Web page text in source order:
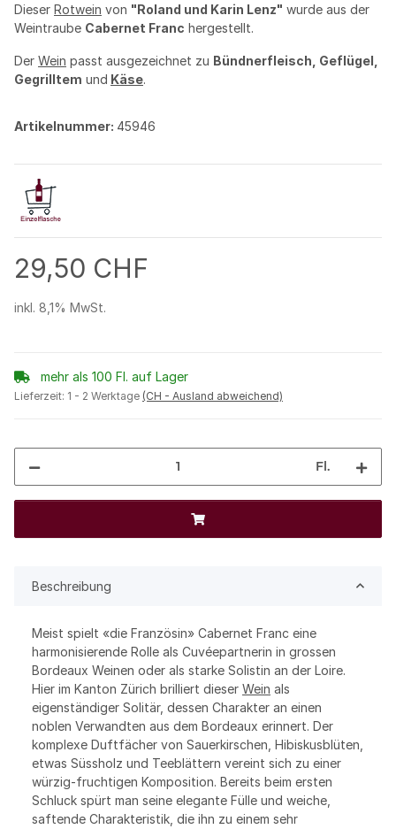
Dieser Rotwein von "Roland und Karin Lenz" wurde aus der
Weintraube Cabernet Franc hergestellt.
Der Wein passt ausgezeichnet zu Bündnerfleisch, Geflügel,
Gegrilltem und Käse.
Artikelnummer: 45946
29,50 CHF
inkl. 8,1% MwSt.
mehr als 100 Fl. auf Lager
Lieferzeit: 1 - 2 Werktage (CH - Ausland abweichend)
Fl.
Beschreibung
Meist spielt «die Französin» Cabernet Franc eine
harmonisierende Rolle als Cuvéepartnerin in grossen
Bordeaux Weinen oder als starke Solistin an der Loire.
Hier im Kanton Zürich brilliert dieser Wein als
eigenständiger Solitär, dessen Charakter an einen
noblen Verwandten aus dem Bordeaux erinnert. Der
komplexe Duftfächer von Sauerkirschen, Hibiskusblüten,
etwas Süssholz und Teeblättern vereint sich zu einer
würzig-fruchtigen Komposition. Bereits beim ersten
Schluck spürt man seine elegante Fülle und weiche,
saftende Charakteristik, die ihn zu einem sehr